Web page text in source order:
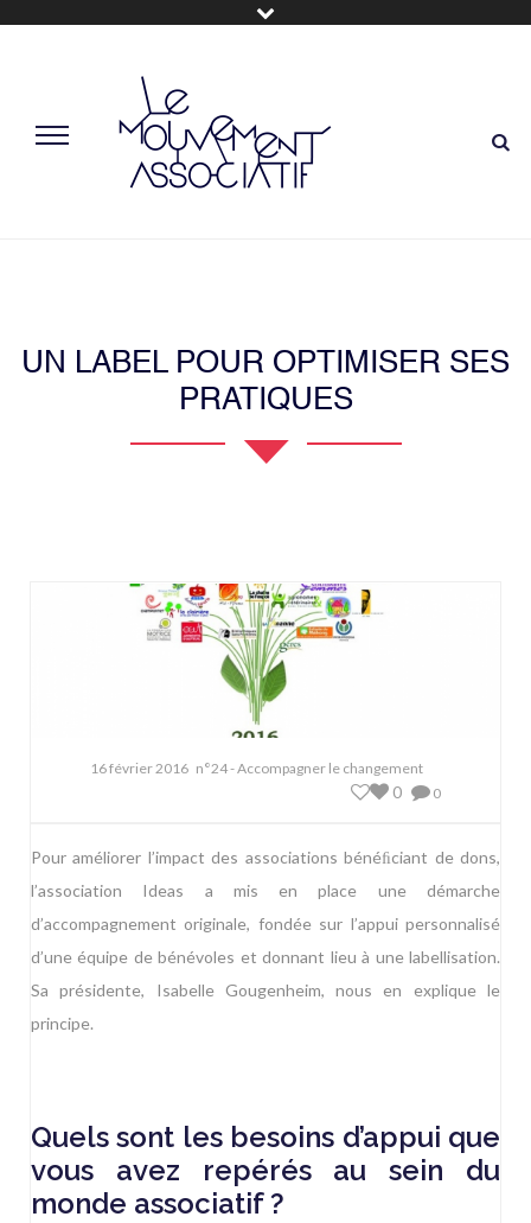
UN LABEL POUR OPTIMISER SES
PRATIQUES
16 février 2016 n°24 - Accompagner le changement
0
0
Pour améliorer l’impact des associations bénéﬁciant de dons,
l’association Ideas a mis en place une démarche
d’accompagnement originale, fondée sur l’appui personnalisé
d’une équipe de bénévoles et donnant lieu à une labellisation.
Sa présidente, Isabelle Gougenheim, nous en explique le
principe.
Quels sont les besoins d’appui que
vous avez repérés au sein du
monde associatif ?